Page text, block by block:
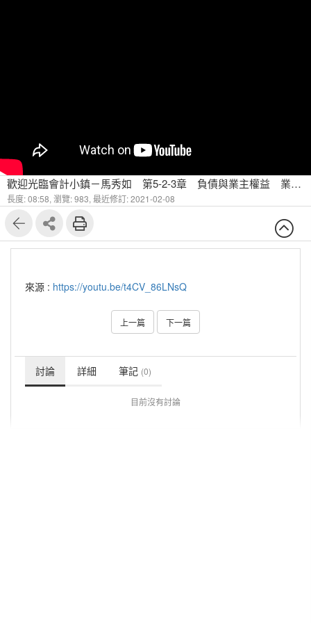
歡迎光臨會計小鎮－馬秀如 第5-2-3章 負債與業主權益 業主權益及其會計處理（三）
長度: 08:58, 瀏覽: 983, 最近修訂: 2021-02-08
來源 : https://youtu.be/t4CV_86LNsQ
上一篇 下一篇
討論 詳細 筆記 (0)
目前沒有討論